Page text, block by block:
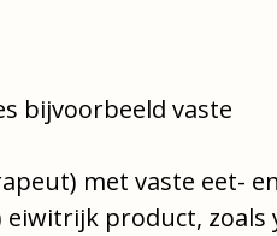
bijvoorbeeld vaste
met vaste eet- en
eiwitrijk product,